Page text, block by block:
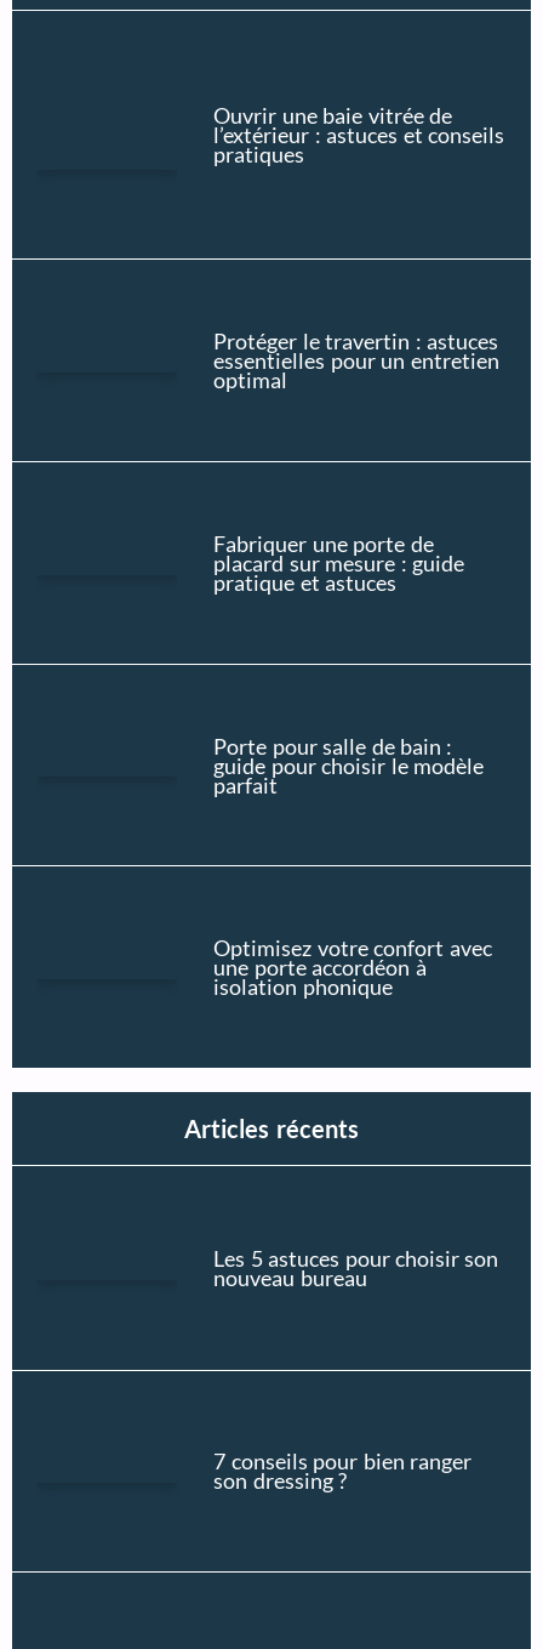
Ouvrir une baie vitrée de
l’extérieur : astuces et conseils
pratiques
Protéger le travertin : astuces
essentielles pour un entretien
optimal
Fabriquer une porte de
placard sur mesure : guide
pratique et astuces
Porte pour salle de bain :
guide pour choisir le modèle
parfait
Optimisez votre confort avec
une porte accordéon à
isolation phonique
Articles récents
Les 5 astuces pour choisir son
nouveau bureau
7 conseils pour bien ranger
son dressing ?